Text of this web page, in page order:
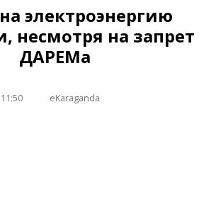
электроэнергию
несмотря на запрет
ДАРЕМа
11:50 eKaraganda